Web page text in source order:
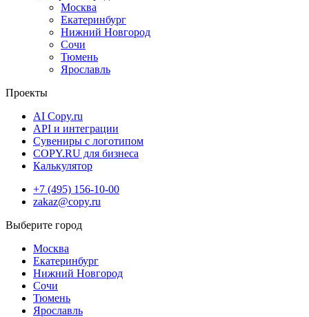
Москва
Екатеринбург
Нижний Новгород
Сочи
Тюмень
Ярославль
Проекты
AI Copy.ru
API и интеграции
Сувениры с логотипом
COPY.RU для бизнеса
Калькулятор
+7 (495) 156-10-00
zakaz@copy.ru
Москва
Екатеринбург
Нижний Новгород
Сочи
Тюмень
Ярославль